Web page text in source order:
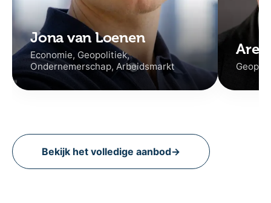
Jona van Loenen
Economie, Geopolitiek,
Ondernemerschap, Arbeidsmarkt
Bekijk het volledige aanbod→